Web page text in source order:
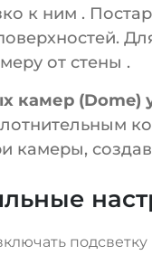
к ним .
от стены .
камер (Dome)
камеры,